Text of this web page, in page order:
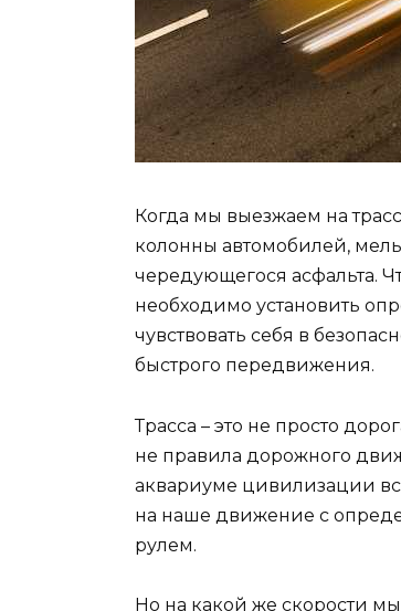
Когда мы выезжаем на
колонны автомобилей,
чередующегося асфальта.
необходимо установить
чувствовать себя в
быстрого передвижения.
Трасса – это не просто
не правила дорожного
аквариуме цивилизации
на наше движение с
рулем.
Но на какой же скорости